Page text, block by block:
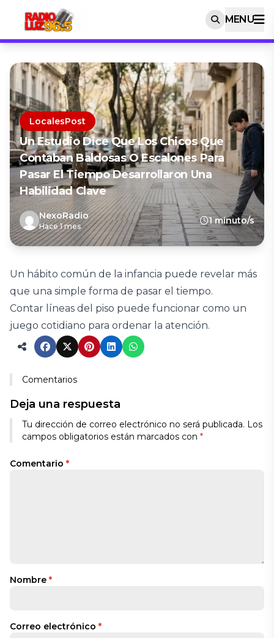
MENU
LocalesPost
Un Estudio Dice Que Los Chicos Que
Contaban Baldosas O Escalones Para
Pasar El Tiempo Desarrollaron Una
Habilidad Clave
NexoRadio
Hace 1 mes
1 minuto/s
Un hábito común de la infancia puede revelar más
que una simple forma de pasar el tiempo.
Contar líneas del piso puede funcionar como un
juego cotidiano para ordenar la atención.
Comentarios
Deja una respuesta
Tu dirección de correo electrónico no será publicada. Los
campos obligatorios están marcados con *
Comentario *
Nombre *
Correo electrónico *